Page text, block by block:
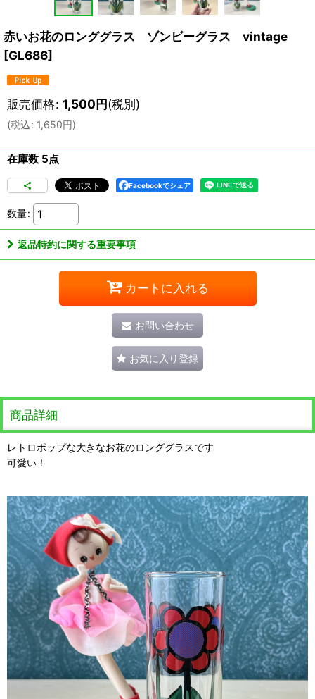
赤いお花のロンググラス ゾンビーグラス vintage
[GL686]
販売価格: 1,500円(税別)
(税込: 1,650円)
在庫数 5点
Facebookでシェア
数量:
返品特約に関する重要事項
カートに入れる
お問い合わせ
お気に入り登録
商品詳細
レトロポップな大きなお花のロンググラスです
可愛い！